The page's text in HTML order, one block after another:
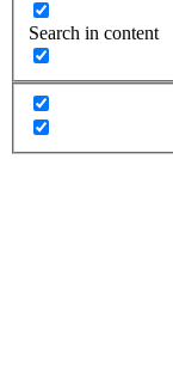
Search in content